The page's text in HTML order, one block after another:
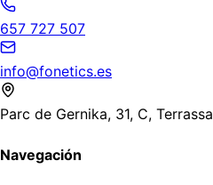
657 727 507
info@fonetics.es
Parc de Gernika, 31, C, Terrassa
Navegación